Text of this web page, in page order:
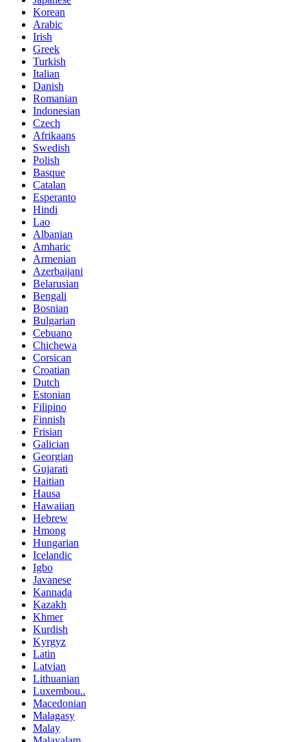
Korean
Arabic
Irish
Greek
Turkish
Italian
Danish
Romanian
Indonesian
Czech
Afrikaans
Swedish
Polish
Basque
Catalan
Esperanto
Hindi
Lao
Albanian
Amharic
Armenian
Azerbaijani
Belarusian
Bengali
Bosnian
Bulgarian
Cebuano
Chichewa
Corsican
Croatian
Dutch
Estonian
Filipino
Finnish
Frisian
Galician
Georgian
Gujarati
Haitian
Hausa
Hawaiian
Hebrew
Hmong
Hungarian
Icelandic
Igbo
Javanese
Kannada
Kazakh
Khmer
Kurdish
Kyrgyz
Latin
Latvian
Lithuanian
Luxembou..
Macedonian
Malagasy
Malay